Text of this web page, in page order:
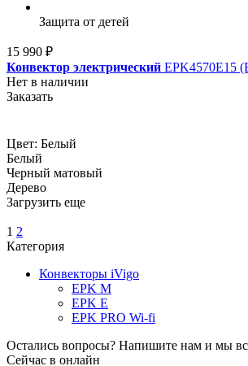
Защита от детей
15 990 ₽
Конвектор электрический EPK4570E15
Нет в наличии
Заказать
Цвет: Белый
Белый
Черный матовый
Дерево
Загрузить еще
1 2
Категория
Конвекторы iVigo
EPK M
EPK E
EPK PRO Wi-fi
Остались вопросы? Напишите нам и мы
Сейчас в онлайн